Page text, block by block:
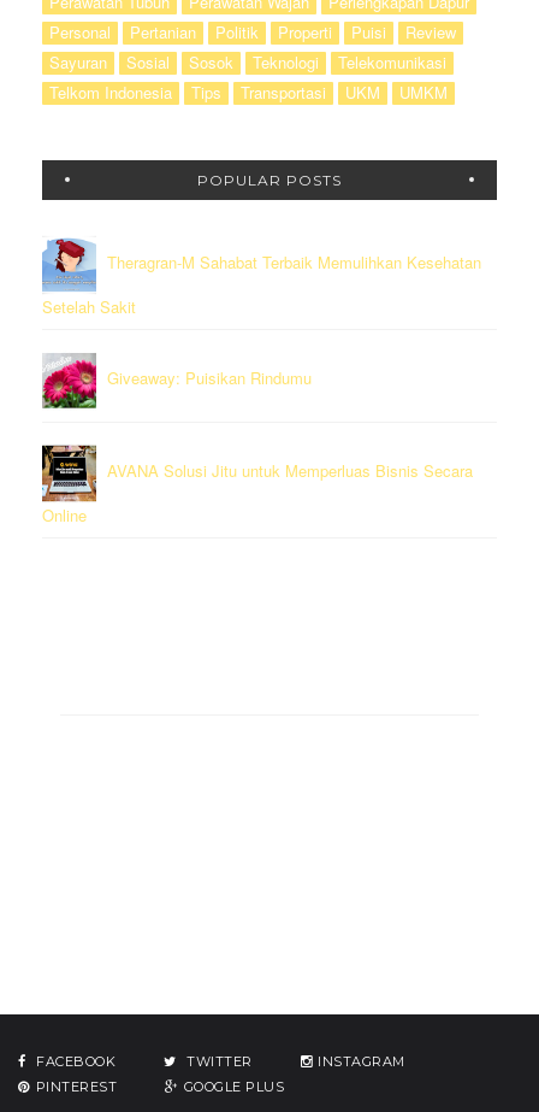
Personal
Pertanian Politik Properti Puisi
Review
Sayuran
Sosial Sosok Teknologi
Telekomunikasi
Telkom Indonesia
Tips Transportasi UKM UMKM
POPULAR POSTS
Theragran-M Sahabat Terbaik Memulihkan Kesehatan
Setelah Sakit
Giveaway: Puisikan Rindumu
AVANA Solusi Jitu untuk Memperluas Bisnis Secara
Online
FACEBOOK TWITTER
INSTAGRAM
PINTEREST
GOOGLE PLUS